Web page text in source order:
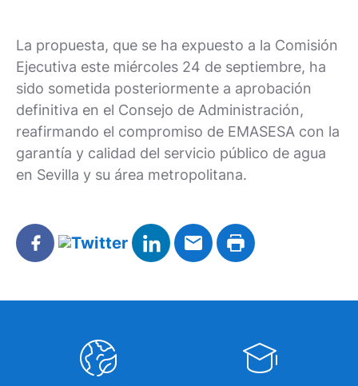
La propuesta, que se ha expuesto a la Comisión
Ejecutiva este miércoles 24 de septiembre, ha
sido sometida posteriormente a aprobación
definitiva en el Consejo de Administración,
reafirmando el compromiso de EMASESA con la
garantía y calidad del servicio público de agua
en Sevilla y su área metropolitana.